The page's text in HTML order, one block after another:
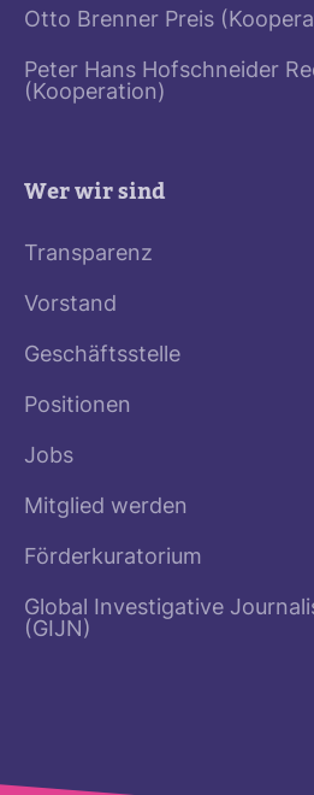
Otto Brenner Preis
Peter Hans Hofschneider
(Kooperation)
Wer wir sind
Transparenz
Vorstand
Geschäftsstelle
Positionen
Jobs
Mitglied werden
Förderkuratorium
Global Investigative
(GIJN)